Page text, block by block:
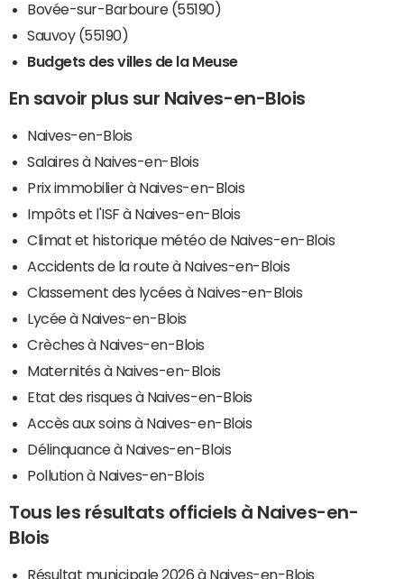
Bovée-sur-Barboure (55190)
Sauvoy (55190)
Budgets des villes de la Meuse
En savoir plus sur Naives-en-Blois
Naives-en-Blois
Salaires à Naives-en-Blois
Prix immobilier à Naives-en-Blois
Impôts et l'ISF à Naives-en-Blois
Climat et historique météo de Naives-en-Blois
Accidents de la route à Naives-en-Blois
Classement des lycées à Naives-en-Blois
Lycée à Naives-en-Blois
Crèches à Naives-en-Blois
Maternités à Naives-en-Blois
Etat des risques à Naives-en-Blois
Accès aux soins à Naives-en-Blois
Délinquance à Naives-en-Blois
Pollution à Naives-en-Blois
Tous les résultats officiels à Naives-en-
Blois
Résultat municipale 2026 à Naives-en-Blois